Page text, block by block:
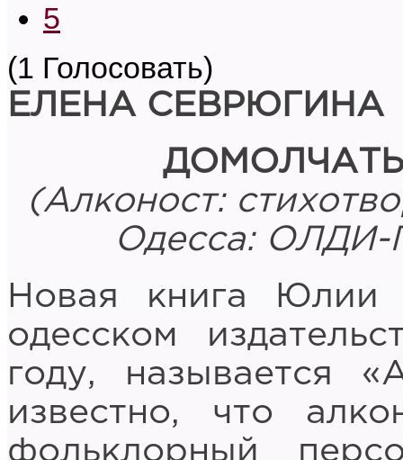
5
(1 Голосовать)
ЕЛЕНА СЕВРЮГИНА
Д
(Алконост:
Одесса: ОЛДИ-
Новая книга Юлии
одесском
году, называется
известно, что
фольклорный